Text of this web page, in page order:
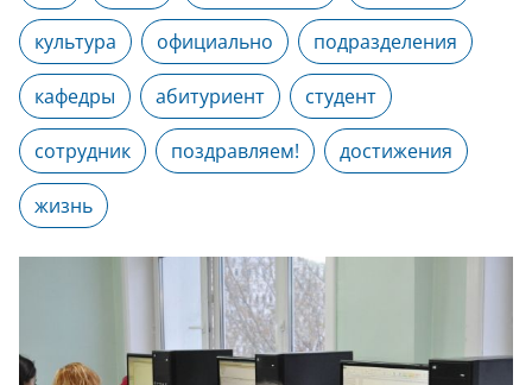
культура официально подразделения
кафедры абитуриент студент
сотрудник поздравляем! достижения
жизнь